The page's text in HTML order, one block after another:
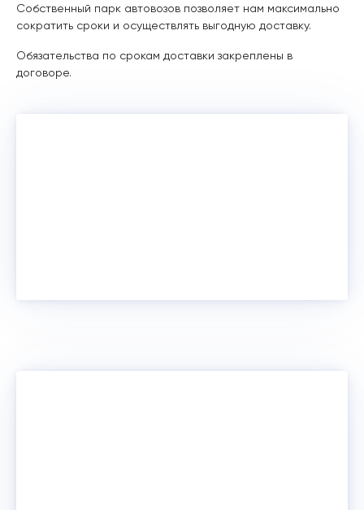
Собственный парк автовозов позволяет нам максимально
сократить сроки и осуществлять выгодную доставку.
Обязательства по срокам доставки закреплены в
договоре.